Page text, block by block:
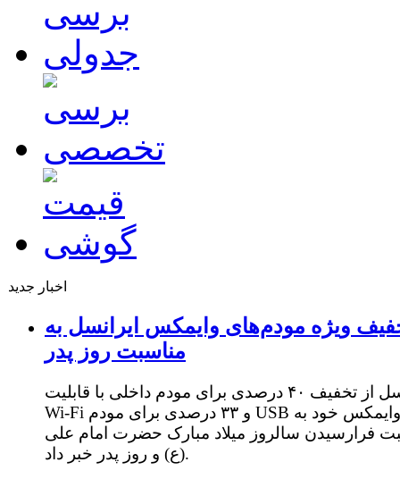
اخبار جدید
ویژه مودم‌های وایمکس ایرانسل به
مناسبت روز پدر
ایرانسل از تخفیف ۴۰ درصدی برای مودم داخلی با قابلیت
Wi-Fi و ۳۳ درصدی برای مودم USB وایمکس خود به
فرارسیدن سالروز میلاد مبارک حضرت امام علی
(ع) و روز پدر خبر داد.